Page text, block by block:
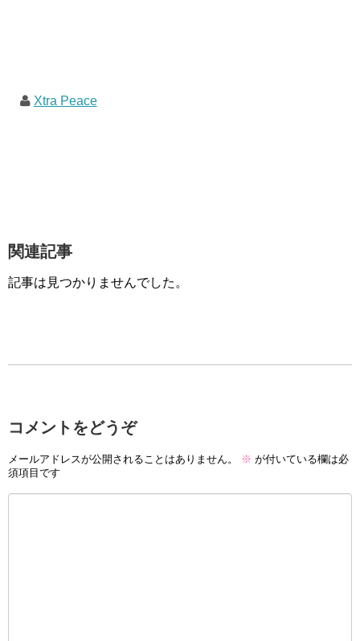
Xtra Peace
関連記事
記事は見つかりませんでした。
コメントをどうぞ
メールアドレスが公開されることはありません。 ※ が付いている欄は必
須項目です